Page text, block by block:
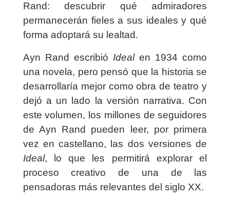
Rand: descubrir qué admiradores
permanecerán fieles a sus ideales y qué
forma adoptará su lealtad.
Ayn Rand escribió Idealen 1934 como
una novela, pero pensó que la historia se
desarrollaría mejor como obra de teatro y
dejó a un lado la versión narrativa. Con
este volumen, los millones de seguidores
de Ayn Rand pueden leer, por primera
vez en castellano, las dos versiones de
Ideal, lo que les permitirá explorar el
proceso creativo de una de las
pensadoras más relevantes del siglo XX.